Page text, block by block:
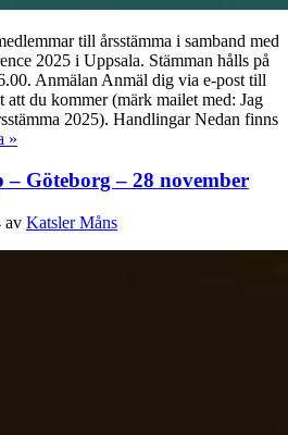
till årsstämma i samband med
2025 i Uppsala. Stämman hålls på
Anmälan Anmäl dig via e-post till
du kommer (märk mailet med: Jag
2025). Handlingar Nedan finns
»
– Göteborg – 28 november
av Katsler Måns